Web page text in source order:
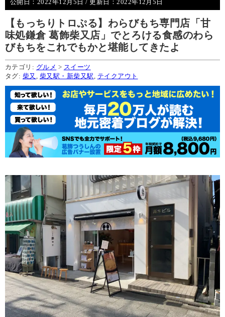
公開日： 2022年12月5日 / 更新日：2022年12月5日
【もっちりトロぷる】わらびもち専門店「甘
味処鎌倉 葛飾柴又店」でとろける食感のわら
びもちをこれでもかと堪能してきたよ
カテゴリ: グルメ > スイーツ
タグ: 柴又 柴又駅・新柴又駅 テイクアウト